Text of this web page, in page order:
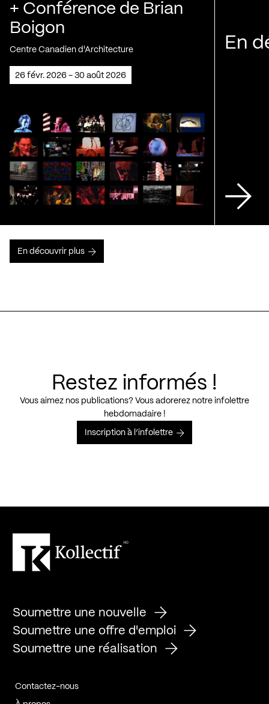
+ Conférence de Brian
Boigon
Centre Canadien d'Architecture
26 févr. 2026 - 30 août 2026
En
En découvrir plus
Restez informés !
Vous aimez nos publications? Vous adorerez notre infolettre
hebdomadaire !
Inscription à l’infolettre
Soumettre une nouvelle
Soumettre une offre d'emploi
Soumettre une réalisation
Contactez-nous